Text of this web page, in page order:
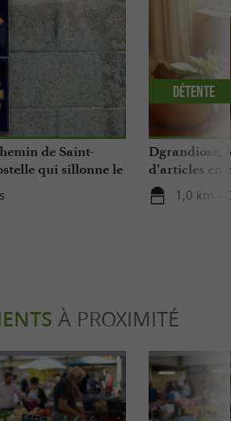
de Saint-
qui sillonne le
Dgrandiose,
d’articles en
1,0 km -
Détente
À PROXIMITÉ